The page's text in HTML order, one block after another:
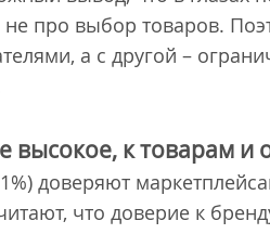
не про выбор товаров.
а с другой –
высокое, к товарам и
доверяют
что доверие к